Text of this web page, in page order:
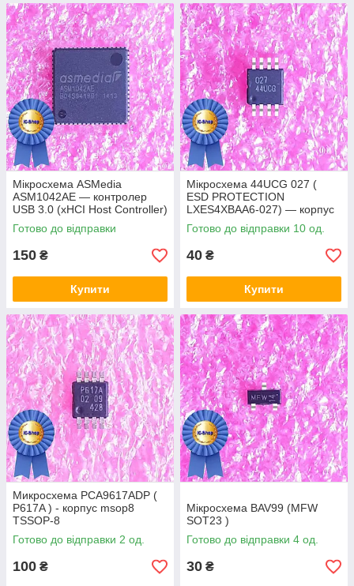
Мікросхема ASMedia
ASM1042AE — контролер
USB 3.0 (xHCI Host Controller)
Готово до відправки
150 ₴
Купити
Мікросхема 44UCG 027 (
ESD PROTECTION
LXES4XBAA6-027) — корпус
msop8
Готово до відправки 10 од.
40 ₴
Купити
Микросхема PCA9617ADP (
P617A ) - корпус msop8
TSSOP-8
Готово до відправки 2 од.
100 ₴
Мікросхема BAV99 (MFW
SOT23 )
Готово до відправки 4 од.
30 ₴